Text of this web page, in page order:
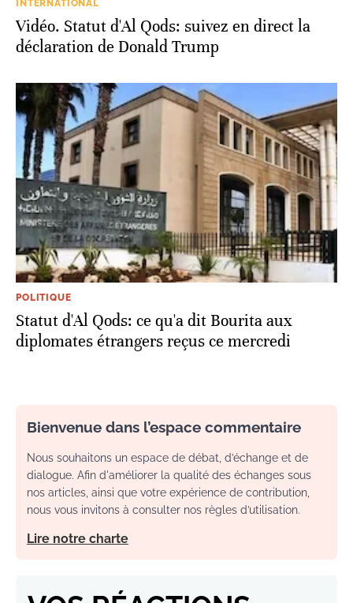
INTERNATIONAL
Vidéo. Statut d'Al Qods: suivez en direct la
déclaration de Donald Trump
POLITIQUE
Statut d'Al Qods: ce qu'a dit Bourita aux
diplomates étrangers reçus ce mercredi
Bienvenue dans l’espace commentaire
Nous souhaitons un espace de débat, d’échange et de
dialogue. Afin d'améliorer la qualité des échanges sous
nos articles, ainsi que votre expérience de contribution,
nous vous invitons à consulter nos règles d’utilisation.
Lire notre charte